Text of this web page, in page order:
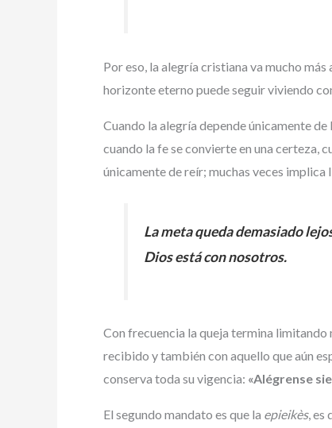
Por eso, la alegría cristiana va mucho
horizonte eterno puede seguir viviendo
Cuando la alegría depende únicamente
cuando la fe se convierte en una certeza,
únicamente de reír; muchas veces implica
La meta queda demasiado
Dios está con nosotros.
Con frecuencia la queja termina limitando
recibido y también con aquello que aún
conserva toda su vigencia: «Alégrense
El segundo mandato es que la epieikès, es